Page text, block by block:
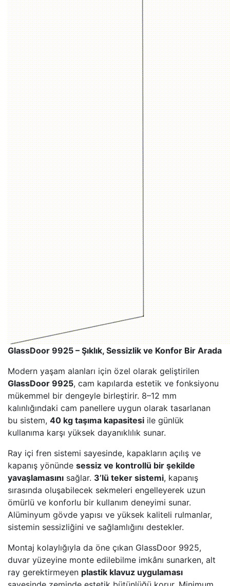
GlassDoor 9925 – Şıklık, Sessizlik ve Konfor Bir Arada
Modern yaşam alanları için özel olarak geliştirilen
GlassDoor 9925, cam kapılarda estetik ve fonksiyonu
mükemmel bir dengeyle birleştirir. 8–12 mm
kalınlığındaki cam panellere uygun olarak tasarlanan
bu sistem, 40 kg taşıma kapasitesi ile günlük
kullanıma karşı yüksek dayanıklılık sunar.
Ray içi fren sistemi sayesinde, kapakların açılış ve
kapanış yönünde sessiz ve kontrollü bir şekilde
yavaşlamasını sağlar. 3’lü teker sistemi, kapanış
sırasında oluşabilecek sekmeleri engelleyerek uzun
ömürlü ve konforlu bir kullanım deneyimi sunar.
Alüminyum gövde yapısı ve yüksek kaliteli rulmanlar,
sistemin sessizliğini ve sağlamlığını destekler.
Montaj kolaylığıyla da öne çıkan GlassDoor 9925,
duvar yüzeyine monte edilebilme imkânı sunarken, alt
ray gerektirmeyen plastik klavuz uygulaması